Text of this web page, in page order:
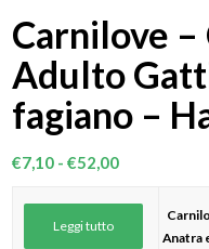
Carnilove
Adulto
fagiano –
€7,10 - €52,00Fascia
prezzo:
Leggi tutto
Anatra